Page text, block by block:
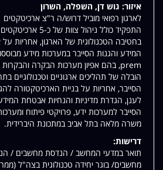
איזור: גוש דן, השפלה, השרון
לארגון רפואי מוביל דרוש/ה ר"צ ארכיטקטים
התפקיד כולל ניהול
בחטיבה הטכנולוגית של הארגון, אחריות
prem, בהם אפיון מערכות הבקרה והבקרות במערכות,
הובלה של תהליכים ארגוניים וטכנולוגיים
הסייבר, אחריות על בניית הארכיטקטורה
לענן, הגדרת מדיניות והנחיות אבטחת
הסייבר למערכות ידע, פרויקטי פיתוח
משרה מלאה בתל אביב במתכונת היברידית.
דרישות:
תואר במדעי המחשב / הנדסת מחשבים /